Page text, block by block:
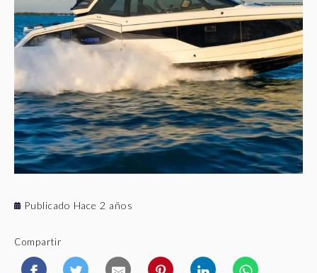
Publicado Hace 2 años
Compartir